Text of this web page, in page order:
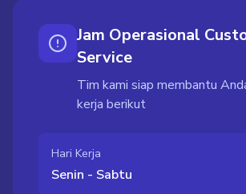
Jam Operasional
Service
Tim kami siap membantu
kerja berikut
Hari Kerja
Senin - Sabtu